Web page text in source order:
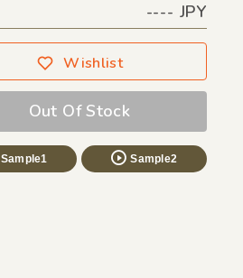
---- JPY
Wishlist
Out Of Stock
Sample1 Sample2